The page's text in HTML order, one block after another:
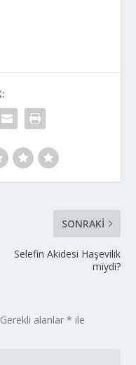
SONRAKI
Selefin Akidesi Haşevilik
miydi?
Gerekli alanlar* ile